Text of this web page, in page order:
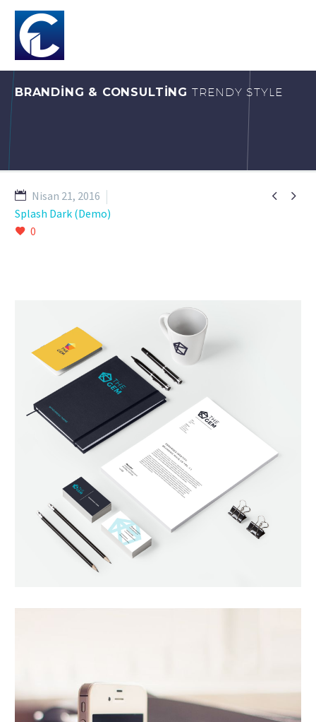
BRANDING & CONSULTING TRENDY STYLE
 
Nisan 21, 2016
Splash Dark (Demo)
0